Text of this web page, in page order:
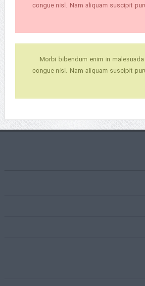
congue nisl. Nam aliquam suscipit
Morbi bibendum enim in
congue nisl. Nam aliquam suscipit